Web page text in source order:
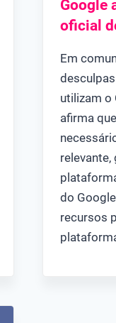
Google
oficial
Em
utilizam o
afirma
do
recursos